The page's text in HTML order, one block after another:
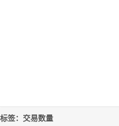
标签：交易数量